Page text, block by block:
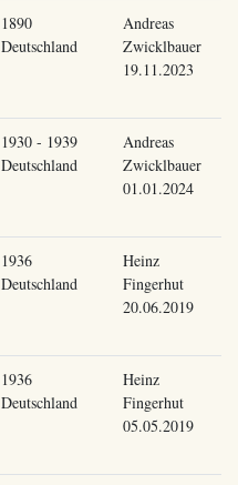
1890
Deutschland
Andreas
Zwicklbauer
19.11.2023
1930 - 1939
Deutschland
Andreas
Zwicklbauer
01.01.2024
1936
Deutschland
Heinz
Fingerhut
20.06.2019
1936
Deutschland
Heinz
Fingerhut
05.05.2019